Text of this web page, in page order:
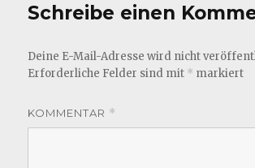
Schreibe einen
Deine E-Mail-Adresse wird nicht
Erforderliche Felder sind mit * markiert
KOMMENTAR *